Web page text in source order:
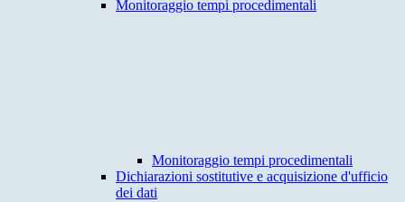
Monitoraggio tempi procedimentali
Monitoraggio tempi procedimentali
Dichiarazioni sostitutive e acquisizione d'ufficio
dei dati